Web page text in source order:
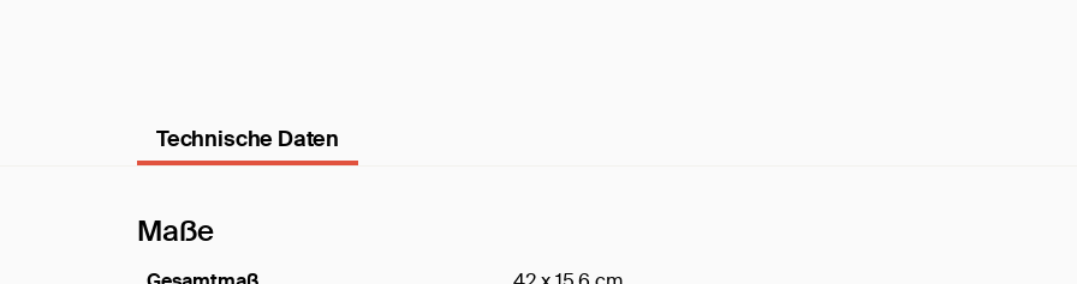
Technische Daten
Maße